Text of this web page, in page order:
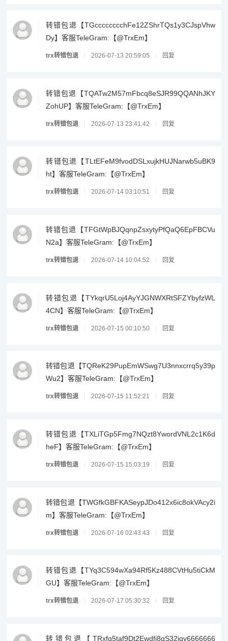
转错包退【TGcccccccchFe12ZShrTQs1y3CJspVhw
Dy】客服TeleGram:【@TrxEm】
trx转错包退 2026-07-13 20:59:05 回复
转错包退【TQATw2M57mFbcq8eSJR99QQANhJKY
ZohUP】客服TeleGram:【@TrxEm】
trx转错包退 2026-07-13 23:41:42 回复
转错包退【TLtEFeM9fvodDSLxujkHUJNarwb5uBK9
ht】客服TeleGram:【@TrxEm】
trx转错包退 2026-07-14 03:10:51 回复
转错包退【TFGtWpBJQqnpZsxytyPfQaQ6EpFBCVu
N2a】客服TeleGram:【@TrxEm】
trx转错包退 2026-07-14 10:04:52 回复
转错包退【TYkqrU5Loj4AyYJGNWXRtSFZYbyfzWL
4CN】客服TeleGram:【@TrxEm】
trx转错包退 2026-07-15 00:10:50 回复
转错包退【TQReK29PupEmWSwg7U3nnxcrrq5y39p
Wu2】客服TeleGram:【@TrxEm】
trx转错包退 2026-07-15 11:52:21 回复
转错包退【TXLiTGp5Fmg7NQzt8YwordVNL2c1K6d
heF】客服TeleGram:【@TrxEm】
trx转错包退 2026-07-15 15:03:19 回复
转错包退【TWGfkGBFKASeypJDo412x6ic8okVAcy2i
m】客服TeleGram:【@TrxEm】
trx转错包退 2026-07-16 02:43:43 回复
转错包退【TYq3C594wXa94Rf5Kz488CVtHu5tiCkM
GU】客服TeleGram:【@TrxEm】
trx转错包退 2026-07-17 05:30:32 回复
转错包退【TRxfg5taf9Dt2Ewdfj8qS32jqv6666666